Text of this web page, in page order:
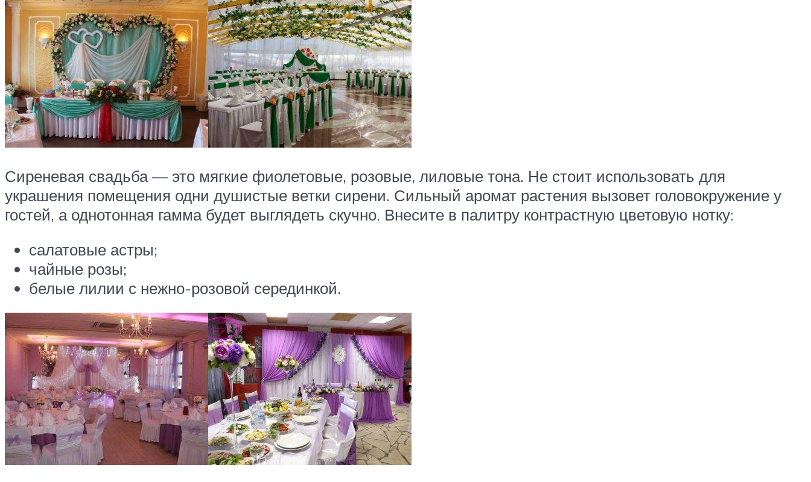
Сиреневая свадьба — это мягкие фиолетовые, розовые, лиловые тона. Не стоит использовать для
украшения помещения одни душистые ветки сирени. Сильный аромат растения вызовет головокружение у
гостей, а однотонная гамма будет выглядеть скучно. Внесите в палитру контрастную цветовую нотку:
салатовые астры;
чайные розы;
белые лилии с нежно-розовой серединкой.